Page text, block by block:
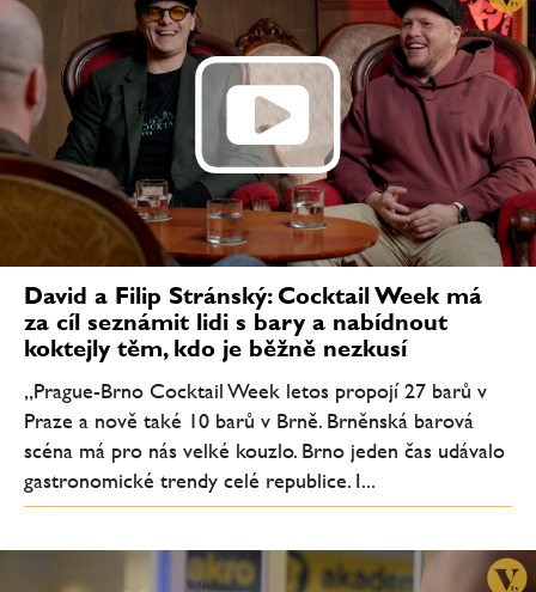
David a Filip Stránský: Cocktail Week má
za cíl seznámit lidi s bary a nabídnout
koktejly těm, kdo je běžně nezkusí
„Prague-Brno Cocktail Week letos propojí 27 barů v
Praze a nově také 10 barů v Brně. Brněnská barová
scéna má pro nás velké kouzlo. Brno jeden čas udávalo
gastronomické trendy celé republice. I...